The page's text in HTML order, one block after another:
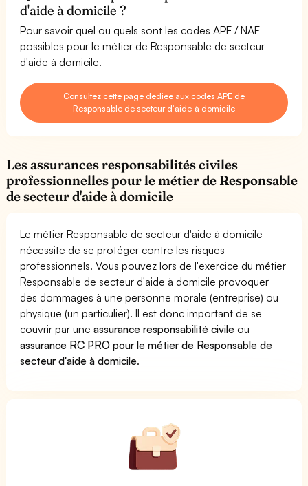
d'aide à domicile ?
Pour savoir quel ou quels sont les codes APE / NAF
possibles pour le métier de Responsable de secteur
d'aide à domicile.
Consultez cette page dédiée aux codes APE de
Responsable de secteur d'aide à domicile
Les assurances responsabilités civiles
professionnelles pour le métier de Responsable
de secteur d'aide à domicile
Le métier Responsable de secteur d'aide à domicile
nécessite de se protéger contre les risques
professionnels. Vous pouvez lors de l'exercice du métier
Responsable de secteur d'aide à domicile provoquer
des dommages à une personne morale (entreprise) ou
physique (un particulier). Il est donc important de se
couvrir par uneassurance responsabilité civile ou
assurance RC PRO pour le métier de Responsable de
secteur d'aide à domicile.